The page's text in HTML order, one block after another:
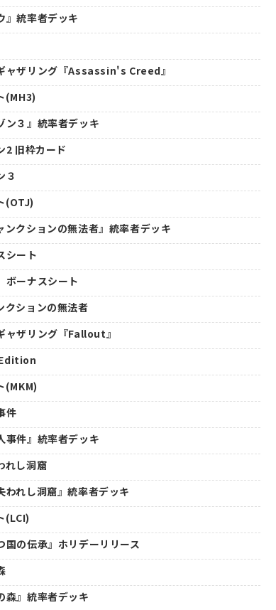
』統率者デッキ
ャザリング『Assassin's Creed』
(MH3)
ン３』統率者デッキ
2 旧枠カード
３
(OTJ)
ンクションの無法者』統率者デッキ
シート
ボーナスシート
クションの無法者
ャザリング『Fallout』
(MKM)
件
事件』統率者デッキ
れし洞窟
われし洞窟』統率者デッキ
(LCI)
国の伝承』ホリデーリリース
森』統率者デッキ